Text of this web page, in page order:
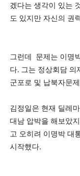
겠다는 생각이 있는
도 있지만 자신의 권
그런데 문제는 이명
다. 그는 정상회담 의
군포로 및 납북자문
김정일은 현재 딜레
대남 압박을 해보았
고 오히려 이명박 대
시작했다.